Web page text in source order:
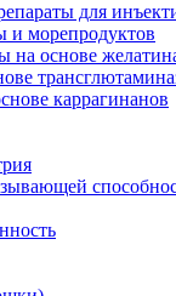
для
и морепродуктов
на основе
каррагинанов